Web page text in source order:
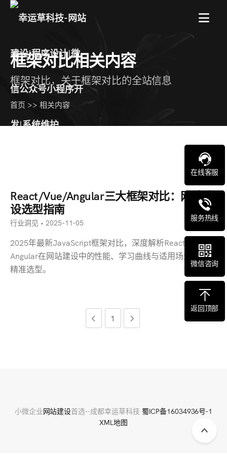
菜
框架对比相关内容
框架对比，关于框架对比的全站信息
首页 >> 相关内容
React/Vue/Angular三大框架对比：网站建
设选型指南
行业洞见 • 2025-11-05
2025年最新JavaScript框架对比，深度解析React、Vue、
Angular在网站建设中的性能、学习曲线与适用场景，助你
精准选型。
1
小微企业网站建设首选--成都幸运草科技 蜀ICP备16034936号-1
XML地图
在线客服
服务热线
微信咨询
返回顶部